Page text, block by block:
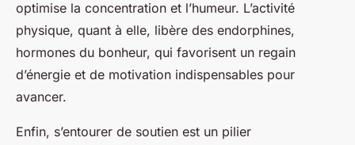
optimise la concentration et l’humeur. L’activité
physique, quant à elle, libère des endorphines,
hormones du bonheur, qui favorisent un regain
d’énergie et de motivation indispensables pour
avancer.
Enfin, s’entourer de soutien est un pilier